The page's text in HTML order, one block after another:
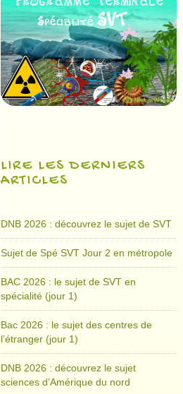
LIRE LES DERNIERS
ARTICLES
DNB 2026 : découvrez le sujet de SVT
Sujet de Spé SVT Jour 2 en métropole
BAC 2026 : le sujet de SVT en
spécialité (jour 1)
Bac 2026 : le sujet des centres de
l’étranger (jour 1)
DNB 2026 : découvrez le sujet
sciences d’Amérique du nord